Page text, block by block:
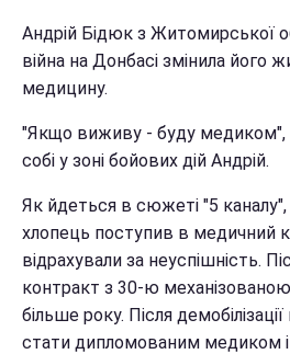
Андрій Бідюк з Житомирської
війна на Донбасі змінила його
медицину.
"Якщо виживу - буду медиком",
собі у зоні бойових дій Андрій.
Як йдеться в сюжеті "5
хлопець поступив в медичний
відрахували за неуспішність.
контракт з 30-ю
більше року. Після
стати дипломованим медиком